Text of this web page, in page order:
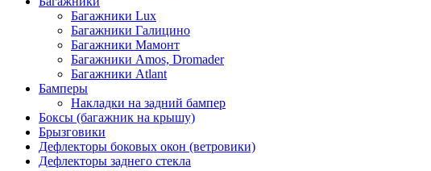
Багажники Lux
Багажники Галицино
Багажники Мамонт
Багажники Amos, Dromader
Багажники Atlant
Бамперы
Накладки на задний бампер
Боксы (багажник на крышу)
Брызговики
Дефлекторы боковых окон (ветровики)
Дефлекторы заднего стекла